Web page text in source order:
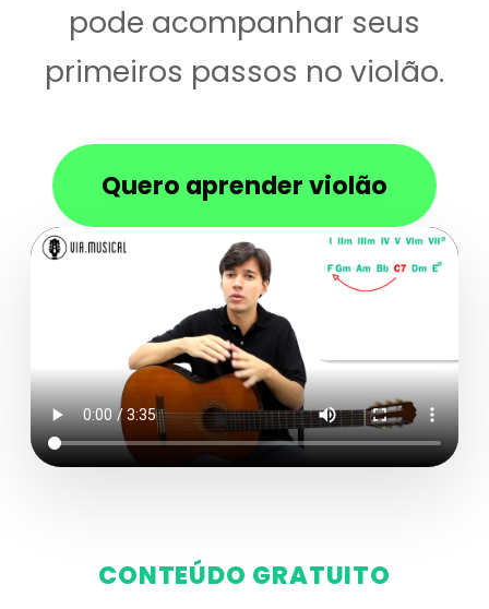
pode acompanhar seus
primeiros passos no violão.
Quero aprender violão
CONTEÚDO GRATUITO